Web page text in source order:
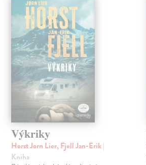
Výkriky
Horst Jorn Lier, Fjell Jan-Erik|
Kniha